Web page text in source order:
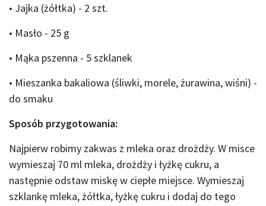
• Jajka (żółtka) - 2 szt.
• Masło - 25 g
• Mąka pszenna - 5 szklanek
• Mieszanka bakaliowa (śliwki, morele, żurawina, wiśni) -
do smaku
Sposób przygotowania:
Najpierw robimy zakwas z mleka oraz drożdży. W misce
wymieszaj 70 ml mleka, drożdży i łyżkę cukru, a
następnie odstaw miskę w ciepłe miejsce. Wymieszaj
szklankę mleka, żółtka, łyżkę cukru i dodaj do tego